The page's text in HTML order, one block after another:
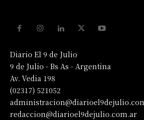
Diario El 9 de Julio
9 de Julio - Bs As - Argentina
Av. Vedia 198
(02317) 521052
redaccion@diarioel9dejulio.com.ar